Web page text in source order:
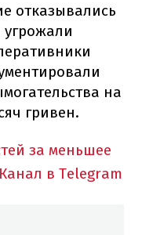
отказывались
на
гривен.
за меньшее
в Telegram